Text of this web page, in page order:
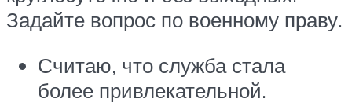
Задайте вопрос по военному праву.
Считаю, что служба стала
более привлекательной.